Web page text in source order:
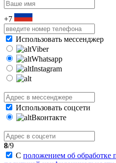
+7
Использовать мессенджер
Viber
Whatsapp
Instagram
Использовать соцсети
Вконтакте
8/9
С положением об обработке